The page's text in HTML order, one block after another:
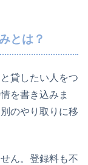
とは？
貸したい人をつ
を書き込みま
のやり取りに移
ん。登録料も不